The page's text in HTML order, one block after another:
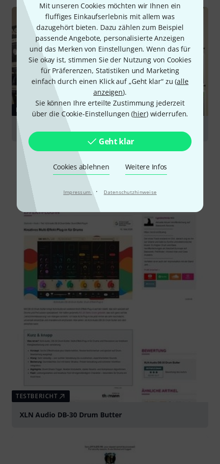
Mit unseren Cookies möchten wir Ihnen ein
fluffiges Einkaufserlebnis mit allem was
dazugehört bieten. Dazu zählen zum Beispiel
passende Angebote, personalisierte Anzeigen
und das Merken von Einstellungen. Wenn das für
Sie okay ist, stimmen Sie der Nutzung von Cookies
für Präferenzen, Statistiken und Marketing
einfach durch einen Klick auf „Geht klar“ zu (alle
anzeigen).
Sie können Ihre erteilte Zustimmung jederzeit
über die Cookie-Einstellungen (hier) widerrufen.
Geht klar
Cookies ablehnen Weitere Infos
Impressum · Datenschutzhinweise
RATGEBER
TESTBERICHT
XLN Audio DB-30 Drum Butter